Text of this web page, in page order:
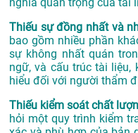
nghĩa quan trọng của tài
Thiếu sự đồng nhất và
bao gồm nhiều phần
sự không nhất quán
ngữ, và cấu trúc tài liệu,
hiểu đối với người thẩm
Thiếu kiểm soát chất
hỏi một quy trình kiểm